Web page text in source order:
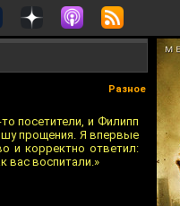
Разное
посетители, и Филипп
прощения. Я впервые
и корректно ответил:
вас воспитали.»